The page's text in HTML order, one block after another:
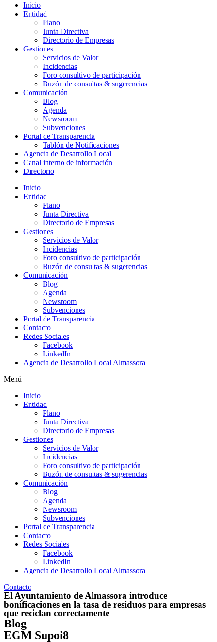
Inicio
Entidad
Plano
Junta Directiva
Directorio de Empresas
Gestiones
Servicios de Valor
Incidencias
Foro consultivo de participación
Buzón de consultas & sugerencias
Comunicación
Blog
Agenda
Newsroom
Subvenciones
Portal de Transparencia
Tablón de Notificaciones
Agencia de Desarrollo Local
Canal interno de información
Directorio
Inicio
Entidad
Plano
Junta Directiva
Directorio de Empresas
Gestiones
Servicios de Valor
Incidencias
Foro consultivo de participación
Buzón de consultas & sugerencias
Comunicación
Blog
Agenda
Newsroom
Subvenciones
Portal de Transparencia
Contacto
Redes Sociales
Facebook
LinkedIn
Agencia de Desarrollo Local Almassora
Menú
Inicio
Entidad
Plano
Junta Directiva
Directorio de Empresas
Gestiones
Servicios de Valor
Incidencias
Foro consultivo de participación
Buzón de consultas & sugerencias
Comunicación
Blog
Agenda
Newsroom
Subvenciones
Portal de Transparencia
Contacto
Redes Sociales
Facebook
LinkedIn
Agencia de Desarrollo Local Almassora
Contacto
El Ayuntamiento de Almassora introduce
bonificaciones en la tasa de residuos para empresas
que reciclan correctamente
Blog
EGM Supoi8